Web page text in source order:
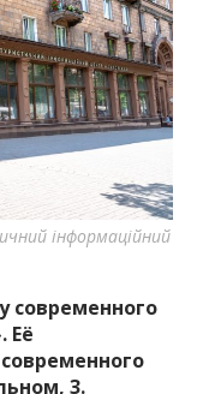
інформаційний
современного
Её
3.